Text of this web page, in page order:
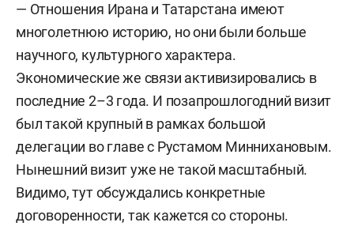
— Отношения Ирана и Татарстана имеют
многолетнюю историю, но они были больше
научного, культурного характера.
Экономические же связи активизировались в
последние 2–3 года. И позапрошлогодний визит
был такой крупный в рамках большой
делегации во главе с Рустамом Миннихановым.
Нынешний визит уже не такой масштабный.
Видимо, тут обсуждались конкретные
договоренности, так кажется со стороны.